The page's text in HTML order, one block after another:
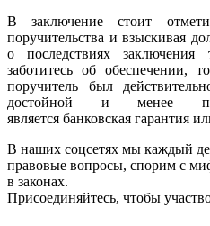
В заключение стоит
поручительства и взыскивая
о последствиях
заботитесь об обеспечении,
поручитель был
достойной и менее
является банковская гарантия
В наших соцсетях мы каждый
правовые вопросы, спорим с
в законах.
Присоединяйтесь, чтобы